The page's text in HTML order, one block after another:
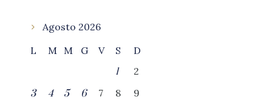
Agosto 2026
L
M M G V S
D
1
2
3
4 5 6 7 8
9